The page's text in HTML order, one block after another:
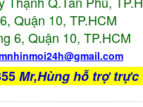
Quận 10, TP.HCM
6, Quận 10, TP.HCM
Mr,Hùng hỗ trợ trực